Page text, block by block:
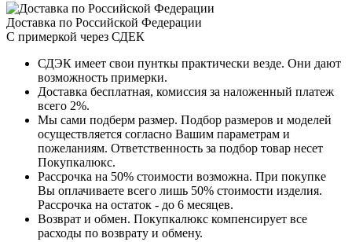
Доставка по Российской Федерации
С примеркой через СДЕК
СДЭК имеет свои пунткы практически везде. Они дают
возможность примерки.
Доставка бесплатная, комиссия за наложенный платеж
всего 2%.
Мы сами подберм размер. Подбор размеров и моделей
осуществляется согласно Вашим параметрам и
пожеланиям. Ответственность за подбор товар несет
Покупкалюкс.
Рассрочка на 50% стоимости возможна. При покупке
Вы оплачиваете всего лишь 50% стоимости изделия.
Рассрочка на остаток - до 6 месяцев.
Возврат и обмен. Покупкалюкс компенсирует все
расходы по возврату и обмену.